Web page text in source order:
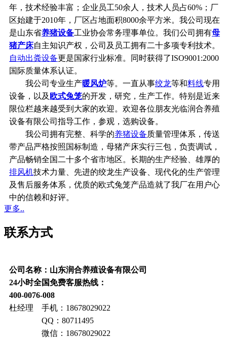
年，技术经验丰富；企业员工50余人，技术人员占60%；厂
区始建于2010年，厂区占地面积8000余平方米。我公司现在
是山东省养猪设备工业协会常务理事单位。我们公司拥有母
猪产床自主知识产权，公司及员工拥有二十多项专利技术。
自动出粪设备更是国家行业标准。同时获得了ISO9001:2000
国际质量体系认证。
我公司专业生产暖风炉等。一直从事绞龙等和料线专用
设备，以及 欧式兔笼的开发，研究，生产工作。特别是近来
限位栏越来越受到大家的欢迎。欢迎各位朋友光临润合养殖
设备有限公司指导工作，参观，选购设备。
我公司拥有完整、科学的养猪设备质量管理体系，传送
带产品严格按照国标制造，母猪产床实行三包，负责调试，
产品畅销全国二十多个省市地区。长期的生产经验、雄厚的
排风机技术力量、先进的绞龙生产设备、现代化的生产管理
及售后服务体系，优质的欧式兔笼产品造就了我厂在用户心
中的信赖和好评。
更多..
联系方式
公司名称：山东润合养殖设备有限公司
24小时全国免费客服热线：
400-0076-008
杜经理 手机：18678029022
QQ：80711495
微信：18678029022